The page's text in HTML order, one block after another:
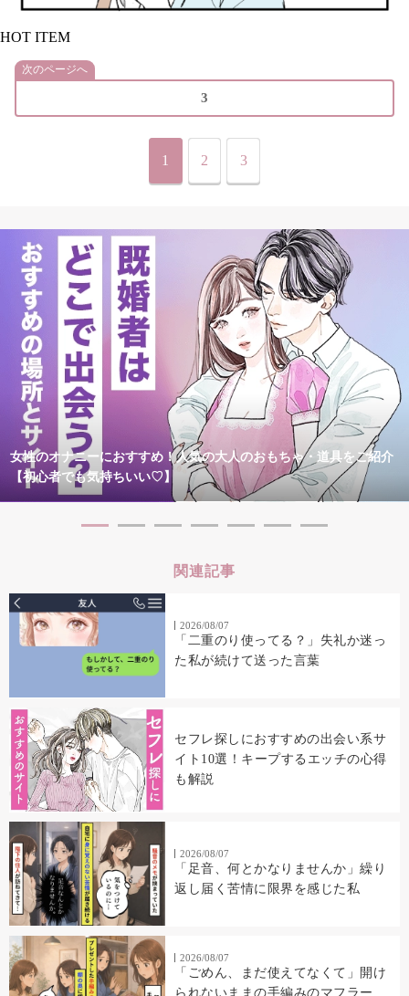
HOT ITEM
次のページへ
3
1 2 3
女性のオナニーにおすすめ！人気の大人のおもちゃ・道具をご紹介
【初心者でも気持ちいい♡】
関連記事
2026/08/07
「二重のり使ってる？」失礼か迷っ
た私が続けて送った言葉
セフレ探しにおすすめの出会い系サ
イト10選！キープするエッチの心得
も解説
2026/08/07
「足音、何とかなりませんか」繰り
返し届く苦情に限界を感じた私
2026/08/07
「ごめん、まだ使えてなくて」開け
られないままの手編みのマフラー